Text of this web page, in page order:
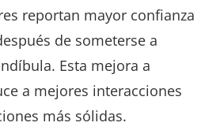
reportan mayor confianza
de someterse a
Esta mejora a
a mejores interacciones
más sólidas.